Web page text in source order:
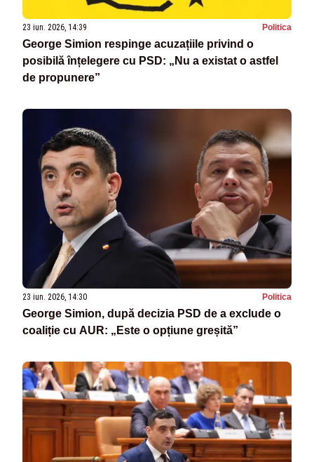
23 iun. 2026, 14:39 Politica
George Simion respinge acuzațiile privind o
posibilă înțelegere cu PSD: „Nu a existat o astfel
de propunere”
23 iun. 2026, 14:30 Politica
George Simion, după decizia PSD de a exclude o
coaliție cu AUR: „Este o opțiune greșită”